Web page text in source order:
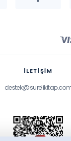
İLETİŞİM